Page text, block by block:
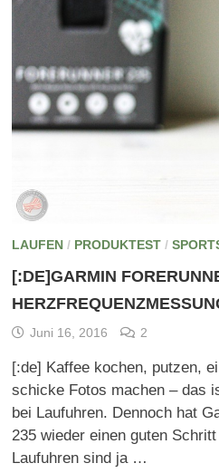
LAUFEN/ PRODUKTEST/
[:DE]GARMIN
Juni 16, 2016 2
[:de] Kaffee kochen, putzen,
schicke Fotos machen – das
bei Laufuhren. Dennoch hat
235 wieder einen guten
Laufuhren sind ja …